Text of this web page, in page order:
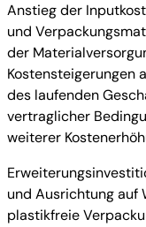
Anstieg der
und
der
Kostensteigerungen
des laufenden
vertraglicher
weiterer
und Ausrichtung auf
plastikfreie